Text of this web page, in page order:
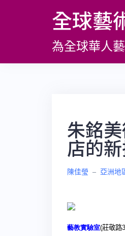
全球藝
為全球華人
朱銘
店的
陳佳瑩 – 亞洲地
藝教實驗室(莊敬路